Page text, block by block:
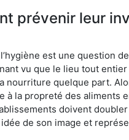
prévenir leur
est une question
vu que le lieu tout
nourriture quelque part.
à la propreté des aliments
doivent
de son image et